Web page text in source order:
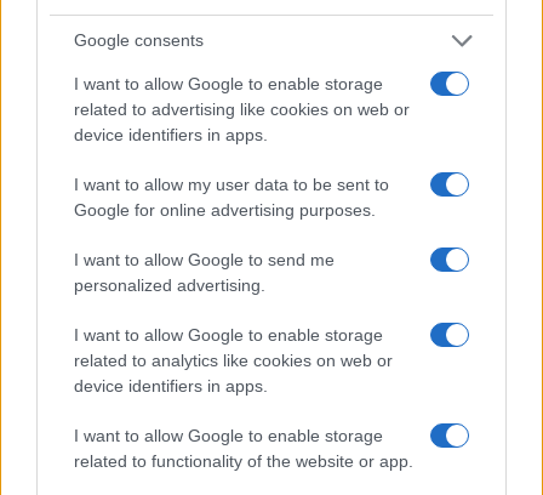
Google consents
I want to allow Google to enable storage
related to advertising like cookies on web or
device identifiers in apps.
I want to allow my user data to be sent to
Google for online advertising purposes.
I want to allow Google to send me
personalized advertising.
I want to allow Google to enable storage
related to analytics like cookies on web or
device identifiers in apps.
I want to allow Google to enable storage
related to functionality of the website or app.
vrijeđao Krnjića: Evo šta mu je
sve izgovorio